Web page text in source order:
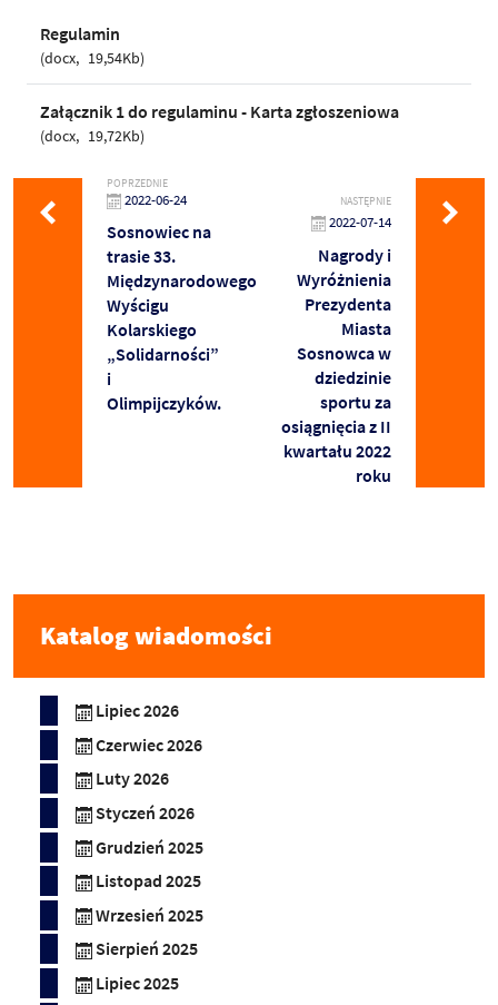
Regulamin
docx 19,54Kb
Załącznik 1 do regulaminu - Karta zgłoszeniowa
docx 19,72Kb
POPRZEDNIE
2022-06-24
Sosnowiec na
trasie 33.
Międzynarodowego
Wyścigu
Kolarskiego
„Solidarności”
i
Olimpijczyków.
NASTĘPNIE
2022-07-14
Nagrody i
Wyróżnienia
Prezydenta
Miasta
Sosnowca w
dziedzinie
sportu za
osiągnięcia z II
kwartału 2022
roku
Katalog wiadomości
Lipiec 2026
Czerwiec 2026
Luty 2026
Styczeń 2026
Grudzień 2025
Listopad 2025
Wrzesień 2025
Sierpień 2025
Lipiec 2025